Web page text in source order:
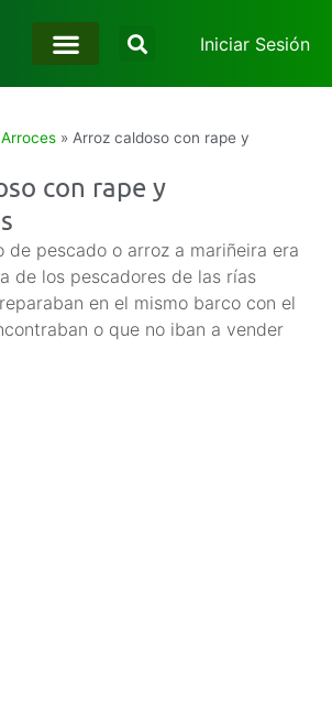
Iniciar Sesión
Arroces » Arroz caldoso con rape y
con rape y
de pescado o arroz a mariñeira era
de los pescadores de las rías
en el mismo barco con el
o que no iban a vender